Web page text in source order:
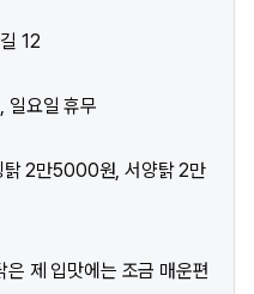
12
요일 휴무
2만5000원, 서양탉 2만
제 입맛에는 조금 매운편